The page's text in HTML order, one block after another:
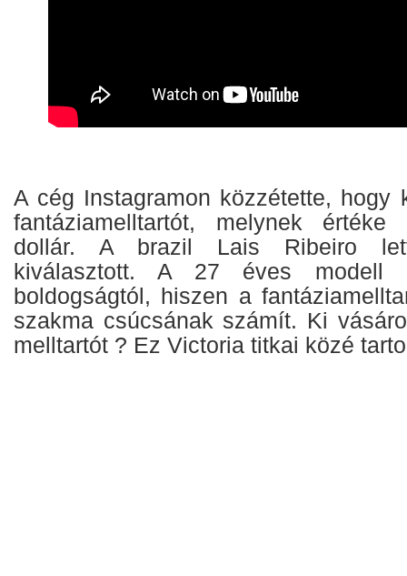
A cég Instagramon közzétette, hogy
fantáziamelltartót, melynek értéke
dollár. A brazil Lais Ribeiro
kiválasztott. A 27 éves modell
boldogságtól, hiszen a
szakma csúcsának számít. Ki
melltartót ? Ez Victoria titkai közé